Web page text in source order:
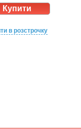
в розстрочку